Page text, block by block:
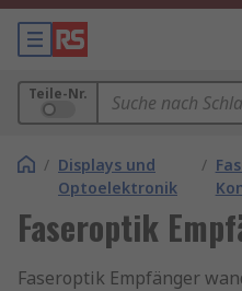
Teile-Nr.
/ Displays und
Optoelektronik
/
Faseroptik
Faseroptik Empfänger